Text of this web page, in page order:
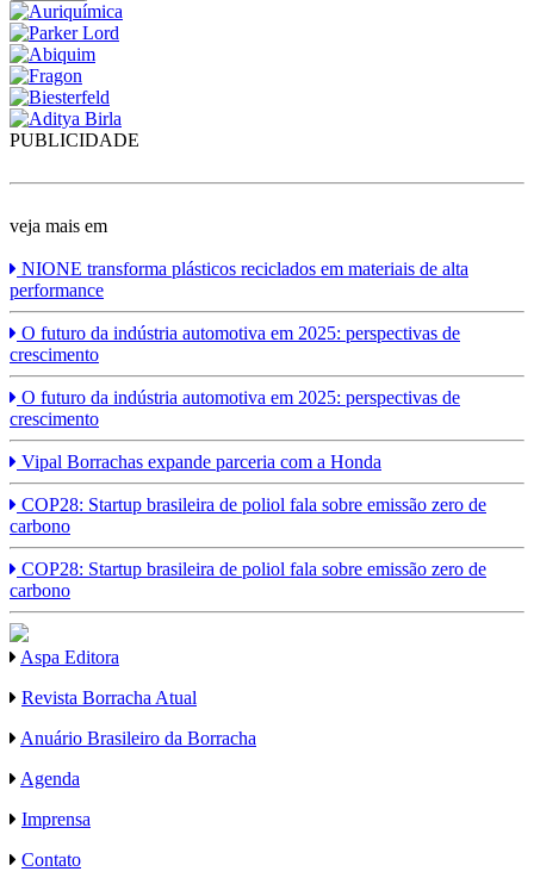
PUBLICIDADE
veja mais em
NIONE transforma plásticos reciclados em materiais de alta
performance
O futuro da indústria automotiva em 2025: perspectivas de
crescimento
O futuro da indústria automotiva em 2025: perspectivas de
crescimento
Vipal Borrachas expande parceria com a Honda
COP28: Startup brasileira de poliol fala sobre emissão zero de
carbono
COP28: Startup brasileira de poliol fala sobre emissão zero de
carbono
Aspa Editora
Revista Borracha Atual
Anuário Brasileiro da Borracha
Agenda
Imprensa
Contato